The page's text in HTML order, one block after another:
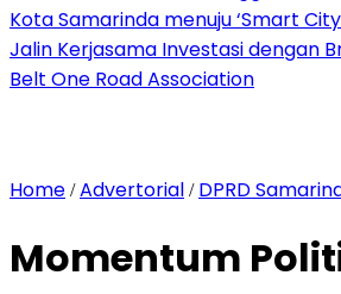
Kota Samarinda menuju ‘Smart
Jalin Kerjasama Investasi dengan
Belt One Road Association
Home /Advertorial / DPRD
Momentum